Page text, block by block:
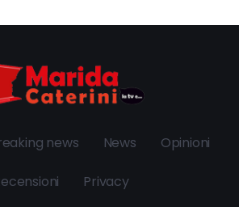
news News Opinioni
Privacy